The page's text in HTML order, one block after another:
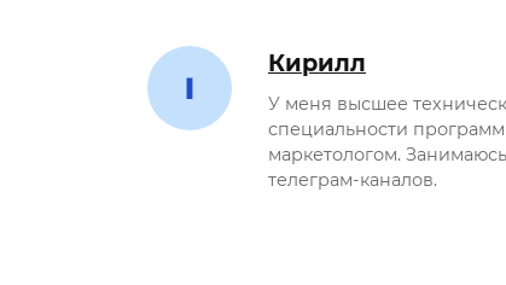
Кирилл
У меня высшее
специальности
маркетологом.
телеграм-каналов.